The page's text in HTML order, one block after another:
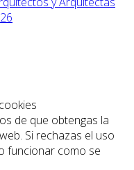
de que obtengas la
Si rechazas el uso
funcionar como se